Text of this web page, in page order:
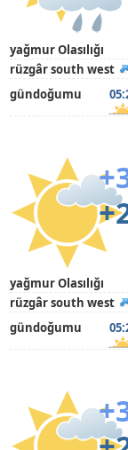
yağmur Olasılığı
rüzgâr south west
gündoğumu
yağmur Olasılığı
rüzgâr south west
gündoğumu